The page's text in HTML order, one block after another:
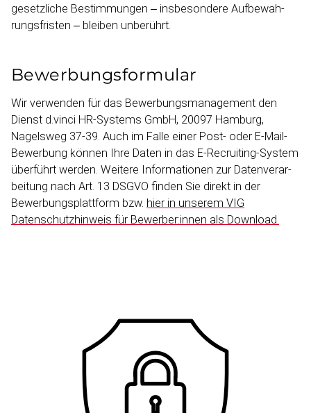
gesetzliche Bestim­mungen – insbesondere Aufbewah­
rungs­fristen – bleiben unberührt.
Bewer­bungs­for­mular
Wir verwenden für das Bewerbungs­ma­nagement den
Dienst d.vinci HR-Systems GmbH, 20097 Hamburg,
Nagelsweg 37-39. Auch im Falle einer Post- oder E-​Mail-
Bewerbung können Ihre Daten in das E-​Recruiting-System
überführt werden. Weitere Informa­tionen zur Datenver­ar­
beitung nach Art. 13 DSGVO finden Sie direkt in der
Bewerbungs­plattform bzw. hier in unserem VIG
Datenschutz­hinweis für Bewerber:innen als Download.